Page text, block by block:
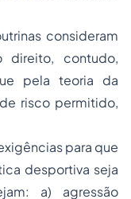
consideram
direito, contudo,
pela teoria da
risco permitido,
para que
desportiva seja
a) agressão